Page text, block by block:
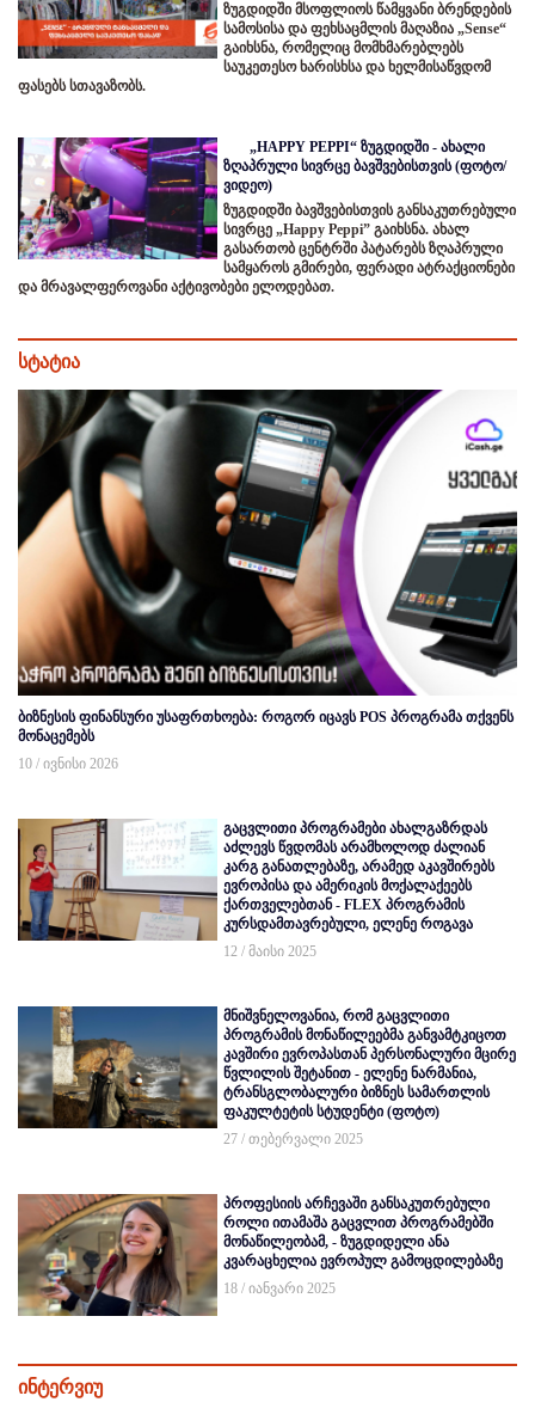
ზუგდიდში მსოფლიოს წამყვანი ბრენდების
სამოსისა და ფეხსაცმლის მაღაზია „Sense“
გაიხსნა, რომელიც მომხმარებლებს
საუკეთესო ხარისხსა და ხელმისაწვდომ
ფასებს სთავაზობს.
„HAPPY PEPPI“ ზუგდიდში - ახალი
ზღაპრული სივრცე ბავშვებისთვის (ფოტო/
ვიდეო)
ზუგდიდში ბავშვებისთვის განსაკუთრებული
სივრცე „Happy Peppi” გაიხსნა. ახალ
გასართობ ცენტრში პატარებს ზღაპრული
სამყაროს გმირები, ფერადი ატრაქციონები
და მრავალფეროვანი აქტივობები ელოდებათ.
სტატია
ბიზნესის ფინანსური უსაფრთხოება: როგორ იცავს POS პროგრამა თქვენს
მონაცემებს
10 / ივნისი 2026
გაცვლითი პროგრამები ახალგაზრდას
აძლევს წვდომას არამხოლოდ ძალიან
კარგ განათლებაზე, არამედ აკავშირებს
ევროპისა და ამერიკის მოქალაქეებს
ქართველებთან - FLEX პროგრამის
კურსდამთავრებული, ელენე როგავა
12 / მაისი 2025
მნიშვნელოვანია, რომ გაცვლითი
პროგრამის მონაწილეებმა განვამტკიცოთ
კავშირი ევროპასთან პერსონალური მცირე
წვლილის შეტანით - ელენე ნარმანია,
ტრანსგლობალური ბიზნეს სამართლის
ფაკულტეტის სტუდენტი (ფოტო)
27 / თებერვალი 2025
პროფესიის არჩევაში განსაკუთრებული
როლი ითამაშა გაცვლით პროგრამებში
მონაწილეობამ, - ზუგდიდელი ანა
კვარაცხელია ევროპულ გამოცდილებაზე
18 / იანვარი 2025
ინტერვიუ